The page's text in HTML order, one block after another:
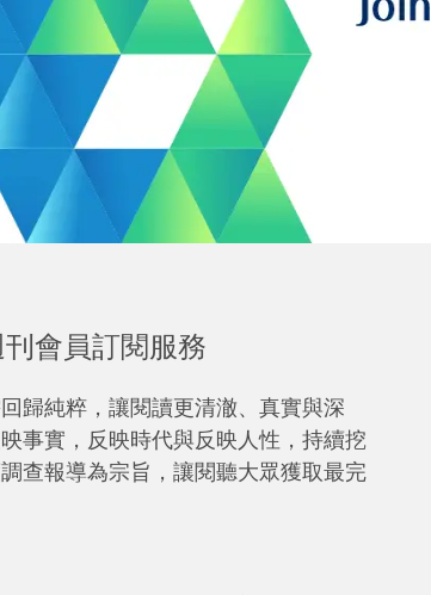
會員訂閱服務
歸純粹，讓閱讀更清澈、真實與深
事實，反映時代與反映人性，持續挖
查報導為宗旨，讓閱聽大眾獲取最完